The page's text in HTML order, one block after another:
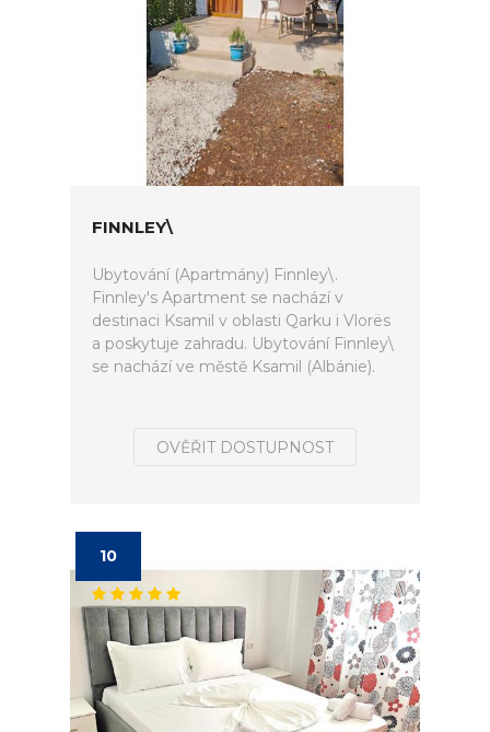
FINNLEY\
Ubytování (Apartmány) Finnley\.
Finnley's Apartment se nachází v
destinaci Ksamil v oblasti Qarku i Vlorës
a poskytuje zahradu. Ubytování Finnley\
se nachází ve městě Ksamil (Albánie).
OVĚŘIT DOSTUPNOST
10